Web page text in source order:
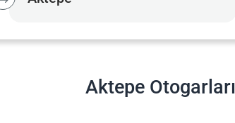
Aktepe Otogarları